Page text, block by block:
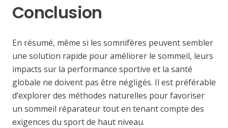
Conclusion
En résumé, même si les somnifères peuvent sembler
une solution rapide pour améliorer le sommeil, leurs
impacts sur la performance sportive et la santé
globale ne doivent pas être négligés. Il est préférable
d’explorer des méthodes naturelles pour favoriser
un sommeil réparateur tout en tenant compte des
exigences du sport de haut niveau.